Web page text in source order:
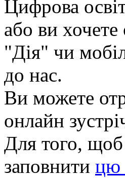
Цифрова
або ви
"Дія" чи
до нас.
Ви можете
онлайн
Для того, щоб
заповнити цю